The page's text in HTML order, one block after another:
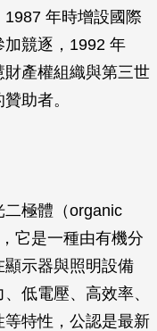
年時增設國際
競逐，1992 年
產權組織與第三世
助者。
極體（organic
它是一種由有機分
示器與照明設備
低電壓、高效率、
特性，公認是最新